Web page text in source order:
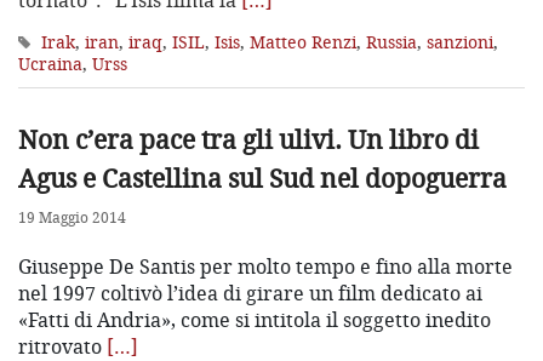
Irak, iran, iraq, ISIL, Isis, Matteo Renzi, Russia, sanzioni,
Ucraina, Urss
Non c’era pace tra gli ulivi. Un libro di
Agus e Castellina sul Sud nel dopoguerra
19 Maggio 2014
Giuseppe De Santis per molto tempo e fino alla morte
nel 1997 coltivò l’idea di girare un film dedicato ai
«Fatti di Andria», come si intitola il soggetto inedito
ritrovato […]